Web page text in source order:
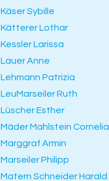
Käser Sybille
Kätterer Lothar
Kessler Larissa
Lauer Anne
Lehmann Patrizia
LeuMarseiler Ruth
Lüscher Esther
Mäder Mahlstein Cornelia
Marggraf Armin
Marseiler Philipp
Matern Schneider Harald